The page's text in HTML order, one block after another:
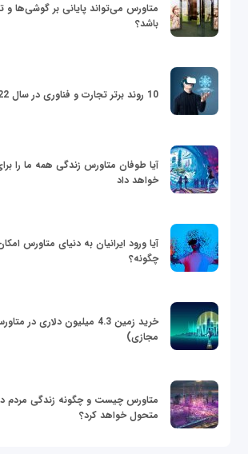
متاورس می‌تواند پایانی بر گوشی‌ها
باشد؟
10 روند برتر تجارت و فناوری در سال 2022
آیا طوفان متاورس زندگی همه ما را
خواهد داد
آیا ورود ایرانیان به دنیای متاورس
چگونه؟
خرید زمین 4.3 میلیون دلاری
مجازی)
متاورس چیست و چگونه زندگی مردم
متحول خواهد کرد؟